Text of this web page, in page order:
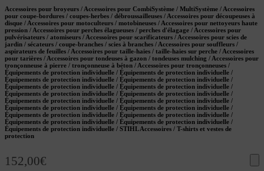
Accessoires pour broyeurs / Accessoires pour CombiSystème / MultiSystème / Accessoires
pour coupe-bordures / coupes-herbes / débroussailleuses / Accessoires pour découpeuses à
disque / Accessoires pour motoculteurs / motobineuses / Accessoires pour nettoyeurs haute
pression / Accessoires pour perches élagueuses / perches d'élagage / Accessoires pour
pulvérisateurs / atomiseurs / Accessoires pour scarificateurs / Accessoires pour scies de
jardin / sécateurs / coupe-branches / scies à branches / Accessoires pour souffleurs /
aspirateurs de feuilles / Accessoires pour taille-haies / taille-haies sur perche / Accessoires
pour tarières / Accessoires pour tondeuses à gazon / tondeuses mulching / Accessoires pour
tronçonneuse à pierre / tronçonneuse à béton / Accessoires pour tronçonneuses /
Équipements de protection individuelle / Équipements de protection individuelle /
Équipements de protection individuelle / Équipements de protection individuelle /
Équipements de protection individuelle / Équipements de protection individuelle /
Équipements de protection individuelle / Équipements de protection individuelle /
Équipements de protection individuelle / Équipements de protection individuelle /
Équipements de protection individuelle / Équipements de protection individuelle /
Équipements de protection individuelle / Équipements de protection individuelle /
Équipements de protection individuelle / Équipements de protection individuelle /
Équipements de protection individuelle / STIHL Accessoires / T-shirts et vestes de
protection
152,00€